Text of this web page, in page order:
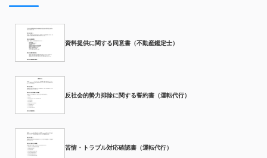
資料提供に関する同意書（不動産鑑定士）
反社会的勢力排除に関する誓約書（運転代行）
苦情・トラブル対応確認書（運転代行）